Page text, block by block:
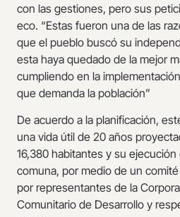
con las gestiones, pero sus
eco. “Estas fueron una de las
que el pueblo buscó su
esta haya quedado de la mejor
cumpliendo en la
que demanda la población”
De acuerdo a la planificación,
una vida útil de 20 años
16,380 habitantes y su
comuna, por medio de un
por representantes de la
Comunitario de Desarrollo y